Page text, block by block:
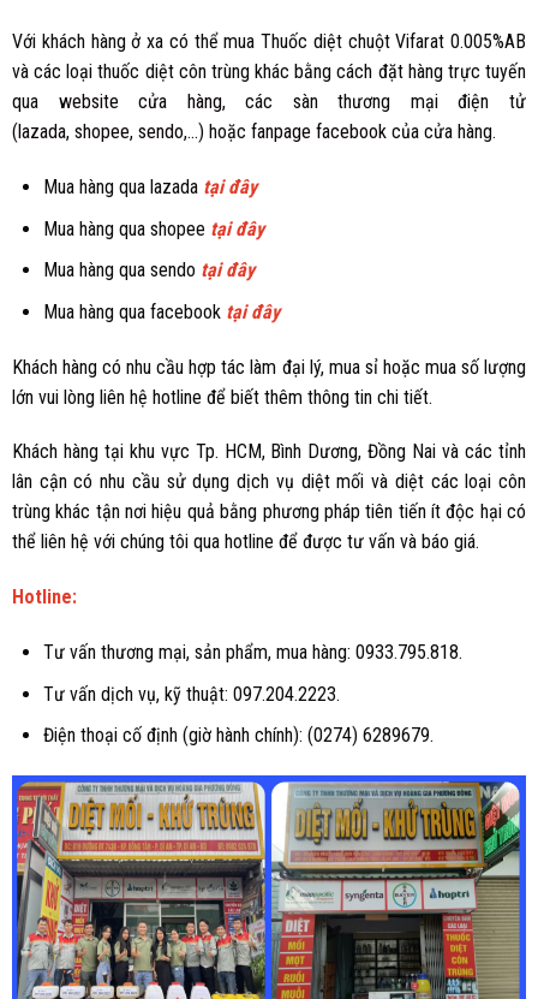
Với khách hàng ở xa có thể mua Thuốc diệt chuột Vifarat 0.005%AB
và các loại thuốc diệt côn trùng khác bằng cách đặt hàng trực tuyến
qua website cửa hàng, các sàn thương mại điện tử
( lazada, shopee, sendo,...) hoặc fanpage facebook của cửa hàng.
Mua hàng qua lazada tại đây
Mua hàng qua shopee tại đây
Mua hàng qua sendo tại đây
Mua hàng qua facebook tại đây
Khách hàng có nhu cầu hợp tác làm đại lý, mua sỉ hoặc mua số lượng
lớn vui lòng liên hệ hotline để biết thêm thông tin chi tiết.
Khách hàng tại khu vực Tp. HCM, Bình Dương, Đồng Nai và các tỉnh
lân cận có nhu cầu sử dụng dịch vụ diệt mối và diệt các loại côn
trùng khác tận nơi hiệu quả bằng phương pháp tiên tiến ít độc hại có
thể liên hệ với chúng tôi qua hotline để được tư vấn và báo giá.
Hotline:
Tư vấn thương mại, sản phẩm, mua hàng: 0933.795.818.
Tư vấn dịch vụ, kỹ thuật: 097.204.2223.
Điện thoại cố định (giờ hành chính): (0274) 6289679.